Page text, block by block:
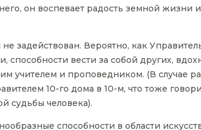
он воспевает радость земной жизни
задействован. Вероятно, как
способности вести за собой других,
учителем и проповедником. (В случае
10-го дома в 10-м, что тоже
судьбы человека).
способности в области